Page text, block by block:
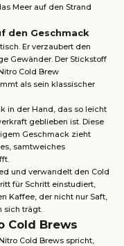
Meer auf den Strand
den Geschmack
Er verzaubert den
Gewänder. Der Stickstoff
Cold Brew
als sein klassischer
in der Hand, das so leicht
geblieben ist. Diese
Geschmack zieht
samtweiches
und verwandelt den Cold
für Schritt einstudiert,
Kaffee, der nicht nur Saft,
sich trägt.
Cold Brews
Cold Brews spricht,